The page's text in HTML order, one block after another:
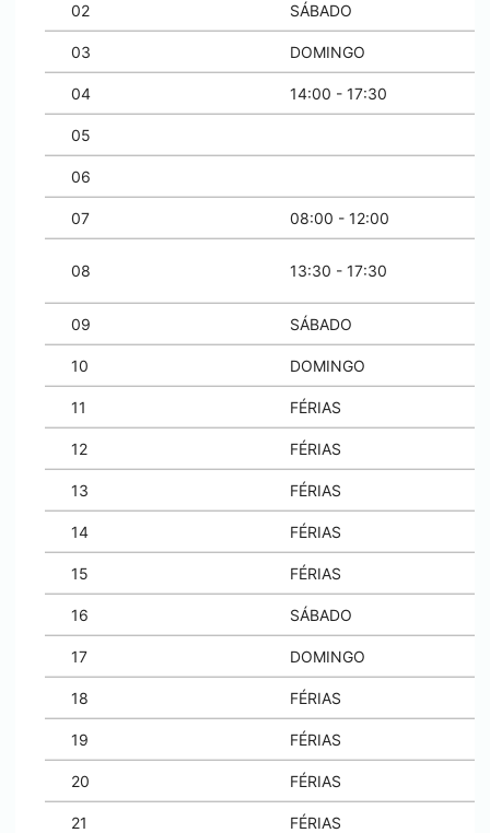
02 SÁBADO
03 DOMINGO
04 14:00 - 17:30
05
06
07 08:00 - 12:00
08 13:30 - 17:30
09 SÁBADO
10 DOMINGO
11 FÉRIAS
12 FÉRIAS
13 FÉRIAS
14 FÉRIAS
15 FÉRIAS
16 SÁBADO
17 DOMINGO
18 FÉRIAS
19 FÉRIAS
20 FÉRIAS
21 FÉRIAS